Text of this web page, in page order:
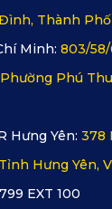
Lấy cảm
màu sắc và
Thành Phố
Minh: 803/
Phú
Hưng Yên: 378
Hưng Yên,
EXT 100